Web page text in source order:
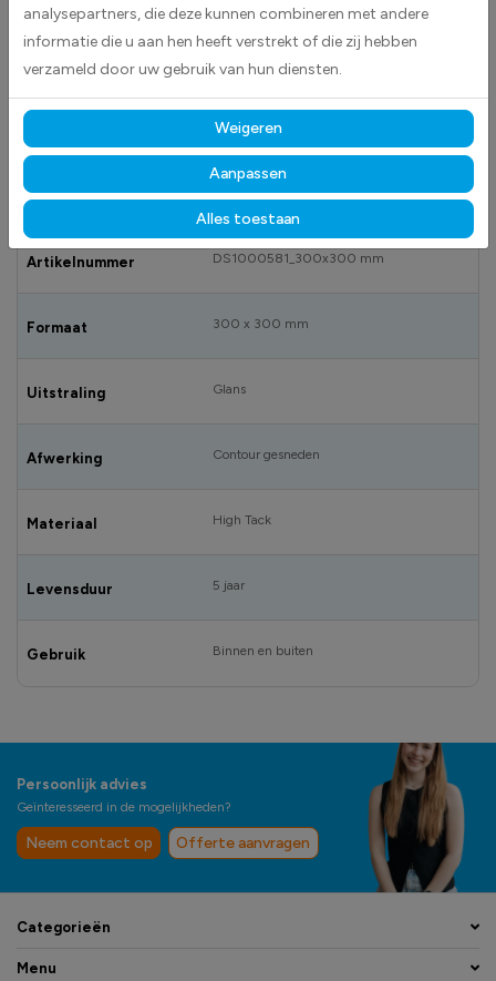
aangegeven waarin u het UNO-stofidentificatienummer kunt
vermelden.Dit nummer zou indien u dit wenst, ook meegedrukt worden
in de sticker.Als u dit wilt, neem dancontact
met ons op, we zullen hier
alvorens we deze gaan produceren.
SPECIFICATIES
Artikelnummer DS1000581_300x300 mm
Formaat 300 x 300 mm
Uitstraling Glans
Afwerking Contour gesneden
Materiaal High Tack
Levensduur 5 jaar
Gebruik Binnen en buiten
Persoonlijk advies
Geïnteresseerd in de mogelijkheden?
Neem contact op Offerte aanvragen
Categorieën
Menu
analysepartners, die deze kunnen combineren met andere
informatie die u aan hen heeft verstrekt of die zij hebben
verzameld door uw gebruik van hun diensten.
Weigeren
Aanpassen
Alles toestaan